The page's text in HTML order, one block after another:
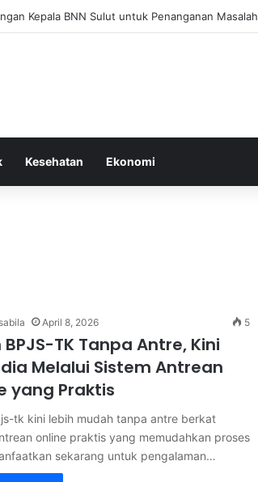
Sehat Antara Tubuh dan Makanan Sehari-hari
Kesehatan Ekonomi
April 8, 2026 5
TK Tanpa Antre, Kini
Melalui Sistem Antrean
yang Praktis
tk kini lebih mudah tanpa antre berkat
online praktis yang memudahkan proses
sekarang untuk pengalaman…